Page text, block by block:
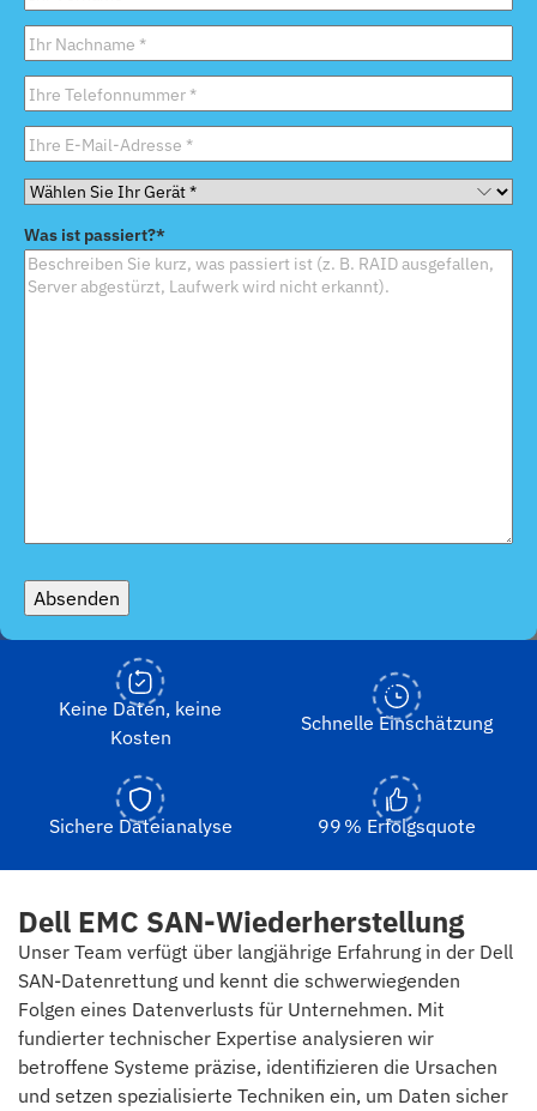
Nachname*
Telefon*
E-
Mail*
Wählen
Ihr
Gerät*
Was ist passiert?*
Absenden
Keine Daten, keine
Kosten
Schnelle Einschätzung
Sichere Dateianalyse 99 % Erfolgsquote
Dell EMC SAN-Wiederherstellung
Unser Team verfügt über langjährige Erfahrung in der Dell
SAN-Datenrettung und kennt die schwerwiegenden
Folgen eines Datenverlusts für Unternehmen. Mit
fundierter technischer Expertise analysieren wir
betroffene Systeme präzise, identifizieren die Ursachen
und setzen spezialisierte Techniken ein, um Daten sicher